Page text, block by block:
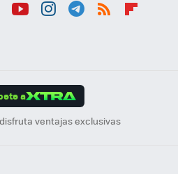
a
ventajas exclusivas